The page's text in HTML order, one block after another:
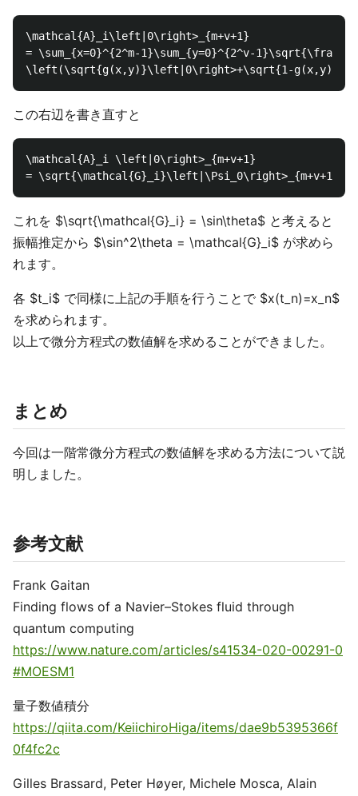
\mathcal{A}_i\left|0\right>_{m+v+1}
= \sum_{x=0}^{2^m-1}\sum_{y=0}^{2^v-
この右辺を書き直すと
\mathcal{A}_i \left|0\right>_{m+v+1}
これを $\sqrt{\mathcal{G}_i} = \sin\theta$ と考えると
振幅推定から $\sin^2\theta = \mathcal{G}_i$ が求めら
れます。
各 $t_i$ で同様に上記の手順を行うことで $x(t_n)=x_n$
を求められます。
以上で微分方程式の数値解を求めることができました。
まとめ
今回は一階常微分方程式の数値解を求める方法について説
明しました。
参考文献
Frank Gaitan
Finding flows of a Navier–Stokes fluid through
quantum computing
https://www.nature.com/articles/s41534-020-00291-0
#MOESM1
量子数値積分
https://qiita.com/KeiichiroHiga/items/dae9b5395366f
0f4fc2c
Gilles Brassard, Peter Høyer, Michele Mosca, Alain